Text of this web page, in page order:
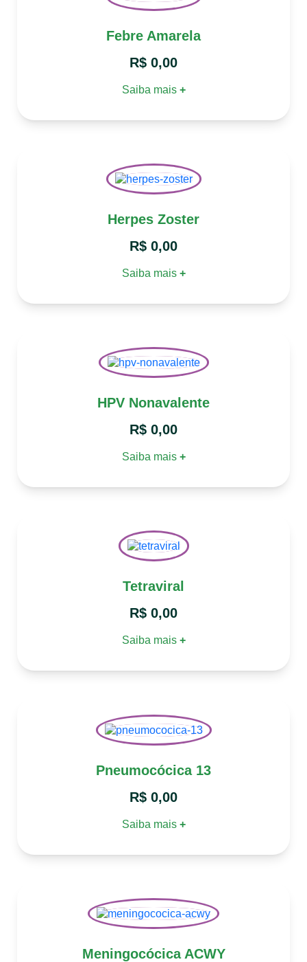
Febre Amarela
R$ 0,00
Saiba mais +
Herpes Zoster
R$ 0,00
Saiba mais +
HPV Nonavalente
R$ 0,00
Saiba mais +
Tetraviral
R$ 0,00
Saiba mais +
Pneumocócica 13
R$ 0,00
Saiba mais +
Meningocócica ACWY